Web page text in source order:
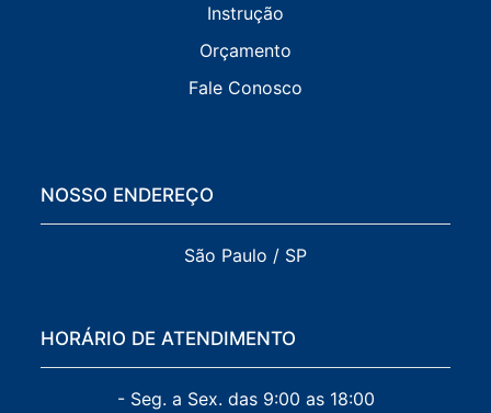
Instrução
Orçamento
Fale Conosco
NOSSO ENDEREÇO
São Paulo / SP
HORÁRIO DE ATENDIMENTO
- Seg. a Sex. das 9:00 as 18:00